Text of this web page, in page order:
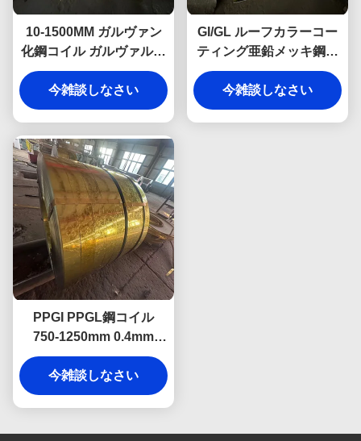
10-1500MM ガルヴァン
化鋼コイル ガルヴァルウ
ム鋼コイル アルーシンク
Az150
今雑談しなさい
GI/GL ルーフカラーコー
ティング亜鉛メッキ鋼コ
イル 熱間浸漬 0.12mm-
4mm
今雑談しなさい
PPGI PPGL鋼コイル
750-1250mm 0.4mm
0.5mm カットサービス付
き
今雑談しなさい